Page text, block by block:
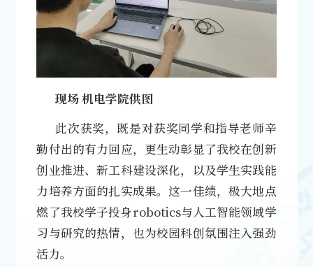
现场 机电学院供图
此次获奖，既是对获奖同学和指导老师辛
勤付出的有力回应，更生动彰显了我校在创新
创业推进、新工科建设深化，以及学生实践能
力培养方面的扎实成果。这一佳绩，极大地点
燃了我校学子投身robotics与人工智能领域学
习与研究的热情，也为校园科创氛围注入强劲
活力。